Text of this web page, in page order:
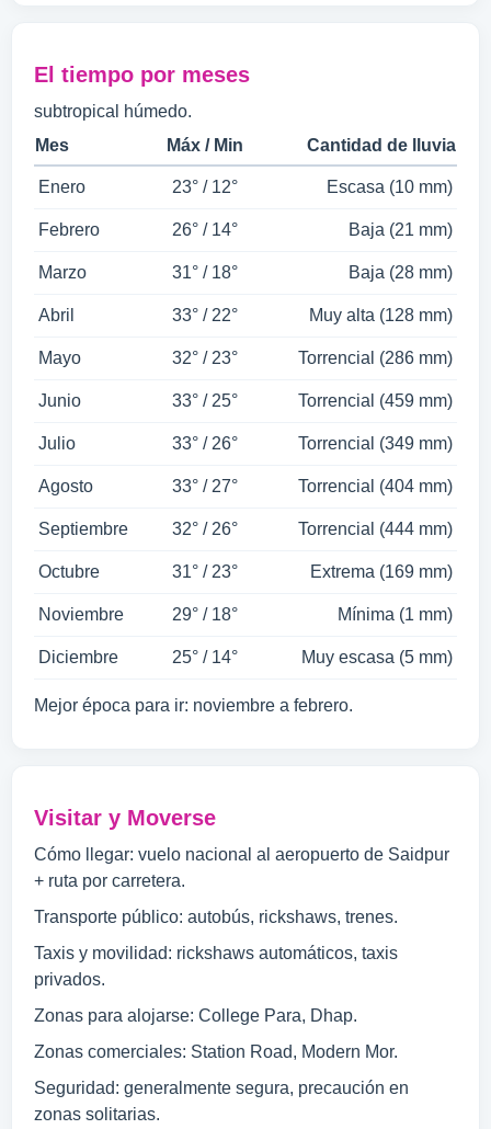
El tiempo por meses
subtropical húmedo.
Mes
Máx / Min Cantidad de lluvia
Enero 23° / 12° Escasa (10 mm)
Febrero 26° / 14° Baja (21 mm)
Marzo 31° / 18° Baja (28 mm)
Abril 33° / 22° Muy alta (128 mm)
Mayo 32° / 23° Torrencial (286 mm)
Junio 33° / 25° Torrencial (459 mm)
Julio 33° / 26° Torrencial (349 mm)
Agosto 33° / 27° Torrencial (404 mm)
Septiembre 32° / 26° Torrencial (444 mm)
Octubre 31° / 23° Extrema (169 mm)
Noviembre 29° / 18° Mínima (1 mm)
Diciembre 25° / 14° Muy escasa (5 mm)
Mejor época para ir: noviembre a febrero.
Visitar y Moverse
Cómo llegar: vuelo nacional al aeropuerto de Saidpur
+ ruta por carretera.
Transporte público: autobús, rickshaws, trenes.
Taxis y movilidad: rickshaws automáticos, taxis
privados.
Zonas para alojarse: College Para, Dhap.
Zonas comerciales: Station Road, Modern Mor.
Seguridad: generalmente segura, precaución en
zonas solitarias.